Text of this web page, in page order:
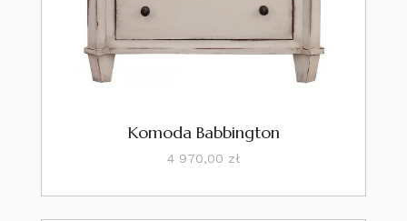
Komoda Babbington
4 970,00 złCena